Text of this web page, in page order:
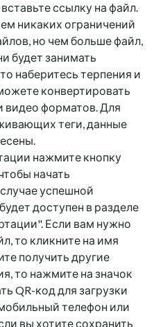
ссылку на файл.
никаких ограничений
но чем больше файл,
будет занимать
наберитесь терпения и
конвертировать
видео форматов. Для
теги, данные
нажмите кнопку
начать
успешной
доступен в разделе
Если вам нужно
то кликните на имя
получить другие
то нажмите на значок
QR-код для загрузки
телефон или
вы хотите сохранить